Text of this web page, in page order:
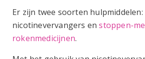
Er zijn twee soorten hulpmiddelen:
nicotinevervangers enstoppen-
rokenmedicijnen.